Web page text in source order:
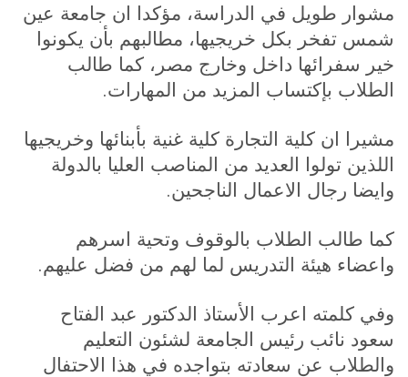
مشوار طويل في الدراسة، مؤكدا ان جامعة عين
شمس تفخر بكل خريجيها، مطالبهم بأن يكونوا
خير سفرائها داخل وخارج مصر، كما طالب
الطلاب بإكتساب المزيد من المهارات.
مشيرا ان كلية التجارة كلية غنية بأبنائها وخريجيها
اللذين تولوا العديد من المناصب العليا بالدولة
وايضا رجال الاعمال الناجحين.
كما طالب الطلاب بالوقوف وتحية اسرهم
واعضاء هيئة التدريس لما لهم من فضل عليهم.
وفي كلمته اعرب الأستاذ الدكتور عبد الفتاح
سعود نائب رئيس الجامعة لشئون التعليم
والطلاب عن سعادته بتواجده في هذا الاحتفال